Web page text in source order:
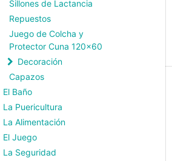
Sillones de Lactancia
Repuestos
Juego de Colcha y
Protector Cuna 120x60
Decoración
Capazos
El Baño
La Puericultura
La Alimentación
El Juego
La Seguridad